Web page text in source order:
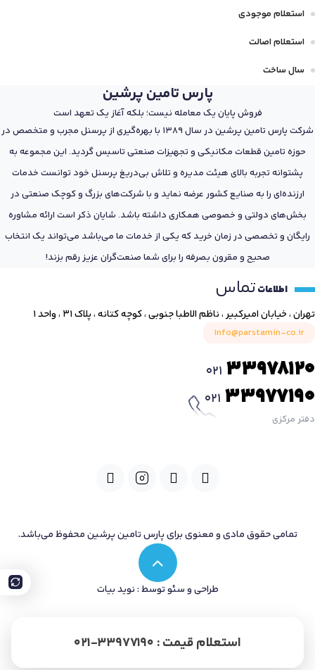
استعلام قیمت : 33977190-021
استعلام موجودی
استعلام اصالت
سال ساخت
پارس تامین پرشین
فروش پایان یک معامله نیست؛ بلکه آغاز یک تعهد است
شرکت پارس تامین پرشین در سال 1389 با بهره‌گیری از پرسنل مجرب و متخصص در
حوزه تامین قطعات مکانیکی و تجهیزات صنعتی تاسیس گردید. این مجموعه به
پشتوانه تجربه بالای هیئت مدیره و تلاش بی‌دریغ پرسنل خود توانست خدمات
ارزنده‌ای را به صنایع کشور عرضه نماید و با شرکت‌های بزرگ و کوچک صنعتی در
بخش‌های دولتی و خصوصی همکاری داشته باشد. شایان ذکر است ارائه مشاوره
رایگان و تخصصی در زمان خرید که یکی از خدمات ما می‌باشد می‌تواند یک انتخاب
صحیح و مقرون بصرفه را برای شما صنعت‌گران عزیز رقم بزند!
اطلاعاتتماس
تهران ، خیابان امیرکبیر ، ناظم الاطبا جنوبی ، کوچه کتانه ، پلاک ۳۱ ، واحد ۱
info@parstamin-co.ir
021 33978120
021 33977190
دفتر مرکزی
تمامی حقوق مادی و معنوی برای پارس تامین پرشین محفوظ می‌باشد.
طراحی و سئو توسط : نوید بیات